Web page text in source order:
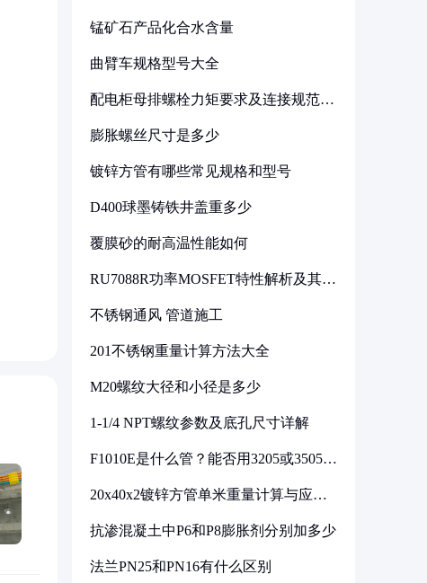
锰矿石产品化合水含量
曲臂车规格型号大全
配电柜母排螺栓力矩要求及连接规范详
膨胀螺丝尺寸是多少
镀锌方管有哪些常见规格和型号
D400球墨铸铁井盖重多少
覆膜砂的耐高温性能如何
RU7088R功率MOSFET特性解析及其在
不锈钢通风 管道施工
201不锈钢重量计算方法大全
M20螺纹大径和小径是多少
1-1/4 NPT螺纹参数及底孔尺寸详解
F1010E是什么管？能否用3205或3505代
20x40x2镀锌方管单米重量计算与应用
抗渗混凝土中P6和P8膨胀剂分别加多少
法兰PN25和PN16有什么区别